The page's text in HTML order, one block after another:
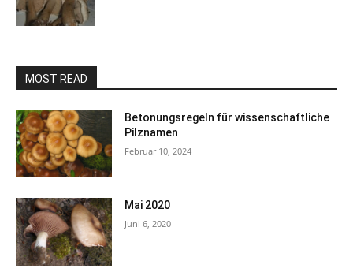
MOST READ
Betonungsregeln für wissenschaftliche
Pilznamen
Februar 10, 2024
Mai 2020
Juni 6, 2020